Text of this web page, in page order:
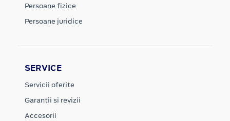
Persoane fizice
Persoane juridice
SERVICE
Servicii oferite
Garantii si revizii
Accesorii